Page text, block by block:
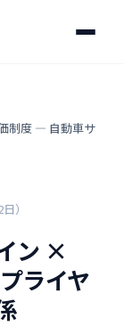
制度 ― 自動車サ
）
ン ×
ライヤ